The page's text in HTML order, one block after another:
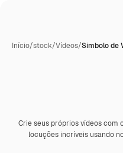
Início/stock/Vídeos/Símbolo de
PremiumGerada com IA
Crie seus próprios vídeos com
locuções incríveis usando